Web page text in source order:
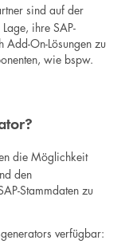
sind auf der
ihre SAP-
On-Lösungen zu
wie bspw.
die Möglichkeit
den
Stammdaten zu
verfügbar: